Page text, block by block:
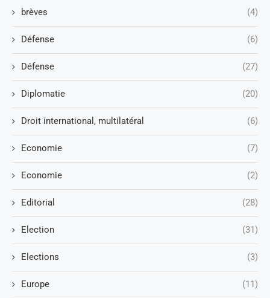
brèves (4)
Défense (6)
Défense (27)
Diplomatie (20)
Droit international, multilatéral (6)
Economie (7)
Economie (2)
Editorial (28)
Election (31)
Elections (3)
Europe (11)